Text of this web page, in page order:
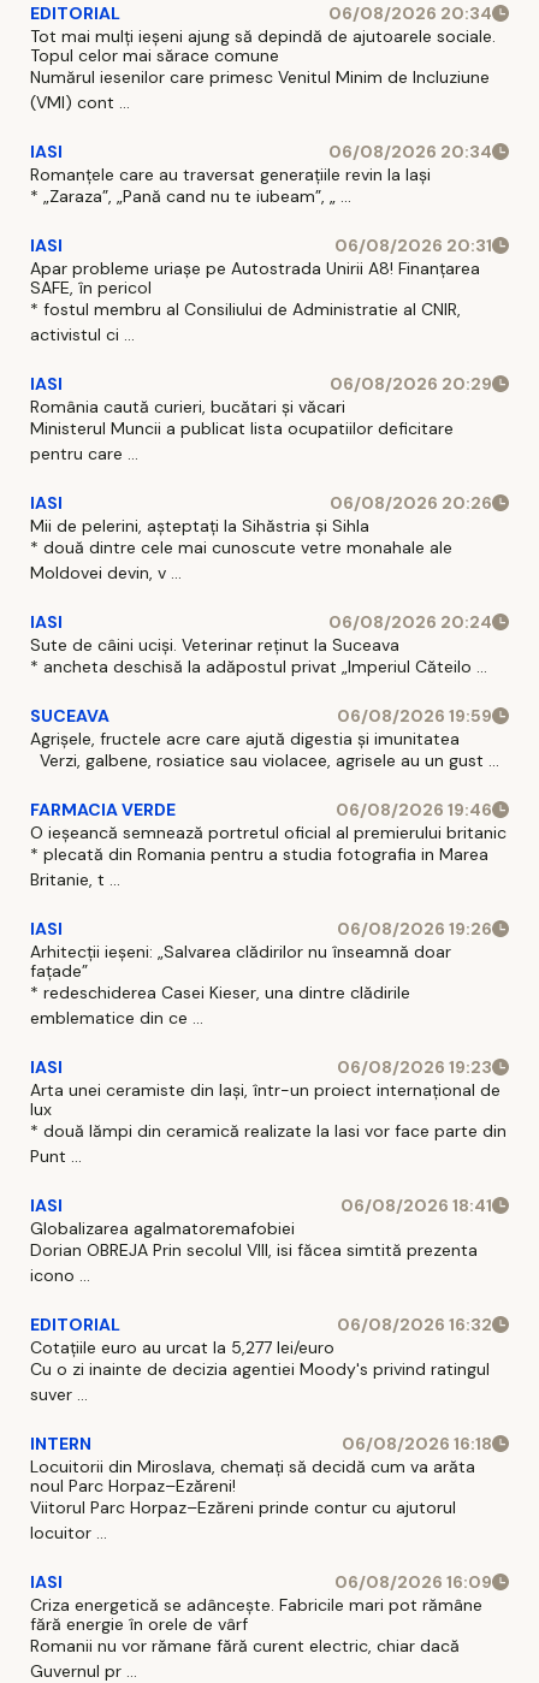
EDITORIAL
06/08/2026 20:34
Tot mai mulți ieșeni ajung să depindă de ajutoarele sociale.
Topul celor mai sărace comune
Numărul iesenilor care primesc Venitul Minim de Incluziune
(VMI) cont ...
IASI
06/08/2026 20:34
Romanțele care au traversat generațiile revin la Iași
* „Zaraza”, „Pană cand nu te iubeam”, „ ...
IASI
06/08/2026 20:31
Apar probleme uriașe pe Autostrada Unirii A8! Finanțarea
SAFE, în pericol
* fostul membru al Consiliului de Administratie al CNIR,
activistul ci ...
IASI
06/08/2026 20:29
România caută curieri, bucătari și văcari
Ministerul Muncii a publicat lista ocupatiilor deficitare
pentru care ...
IASI
06/08/2026 20:26
Mii de pelerini, așteptați la Sihăstria și Sihla
* două dintre cele mai cunoscute vetre monahale ale
Moldovei devin, v ...
IASI
06/08/2026 20:24
Sute de câini uciși. Veterinar reținut la Suceava
* ancheta deschisă la adăpostul privat „Imperiul Căteilo ...
SUCEAVA
06/08/2026 19:59
Agrișele, fructele acre care ajută digestia și imunitatea
Verzi, galbene, rosiatice sau violacee, agrisele au un gust ...
FARMACIA VERDE
06/08/2026 19:46
O ieșeancă semnează portretul oficial al premierului britanic
* plecată din Romania pentru a studia fotografia in Marea
Britanie, t ...
IASI
06/08/2026 19:26
Arhitecții ieșeni: „Salvarea clădirilor nu înseamnă doar
fațade”
* redeschiderea Casei Kieser, una dintre clădirile
emblematice din ce ...
IASI
06/08/2026 19:23
Arta unei ceramiste din Iași, într-un proiect internațional de
lux
* două lămpi din ceramică realizate la Iasi vor face parte din
Punt ...
IASI
06/08/2026 18:41
Globalizarea agalmatoremafobiei
Dorian OBREJA Prin secolul VIII, isi făcea simtită prezenta
icono ...
EDITORIAL
06/08/2026 16:32
Cotațiile euro au urcat la 5,277 lei/euro
Cu o zi inainte de decizia agentiei Moody's privind ratingul
suver ...
INTERN
06/08/2026 16:18
Locuitorii din Miroslava, chemați să decidă cum va arăta
noul Parc Horpaz–Ezăreni!
Viitorul Parc Horpaz–Ezăreni prinde contur cu ajutorul
locuitor ...
IASI
06/08/2026 16:09
Criza energetică se adâncește. Fabricile mari pot rămâne
fără energie în orele de vârf
Romanii nu vor rămane fără curent electric, chiar dacă
Guvernul pr ...